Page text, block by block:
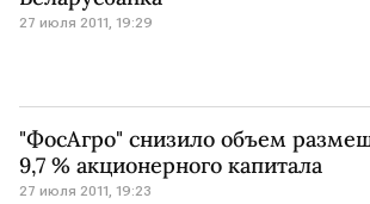
27 июля 2011, 19:29
"ФосАгро" снизило объем
9,7 % акционерного капитала
27 июля 2011, 19:23